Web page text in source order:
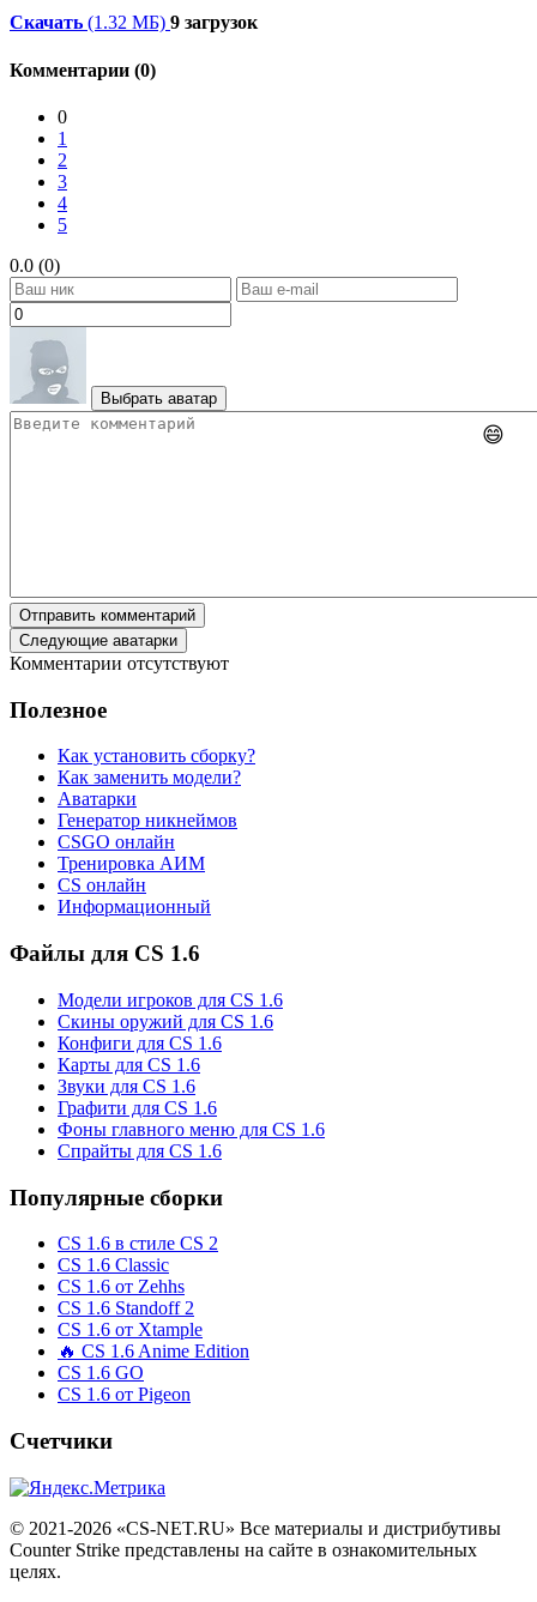
Скачать (1.32 МБ) 9 загрузок
Комментарии (0)
0
1
2
3
4
5
0.0 (0)
Выбрать аватар
😄
Отправить комментарий
Следующие аватарки
Комментарии отсутствуют
Полезное
Как установить сборку?
Как заменить модели?
Аватарки
Генератор никнеймов
CSGO онлайн
Тренировка АИМ
CS онлайн
Информационный
Файлы для CS 1.6
Модели игроков для CS 1.6
Скины оружий для CS 1.6
Конфиги для CS 1.6
Карты для CS 1.6
Звуки для CS 1.6
Графити для CS 1.6
Фоны главного меню для CS 1.6
Спрайты для CS 1.6
Популярные сборки
CS 1.6 в стиле CS 2
CS 1.6 Classic
CS 1.6 от Zehhs
CS 1.6 Standoff 2
CS 1.6 от Xtample
🔥 CS 1.6 Anime Edition
CS 1.6 GO
CS 1.6 от Pigeon
Счетчики
© 2021-2026 «CS-NET.RU» Все материалы и дистрибутивы
Counter Strike представлены на сайте в ознакомительных
целях.